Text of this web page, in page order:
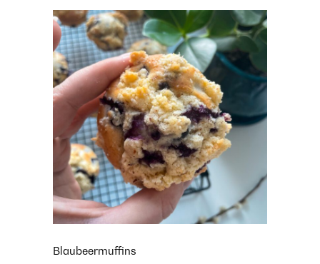
Blaubeermuffins